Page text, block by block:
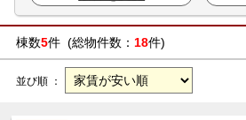
棟数5件 (総物件数： 18件)
並び順 ：